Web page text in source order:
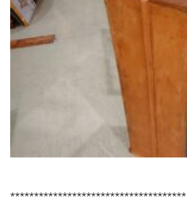
*************************************